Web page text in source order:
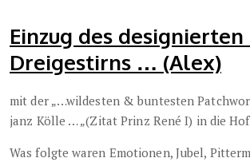
Einzug des
Dreigestirns … (Alex)
mit der „…wildesten & buntesten
janz Kölle … „(Zitat Prinz René I) in die
Was folgte waren Emotionen, Jubel,